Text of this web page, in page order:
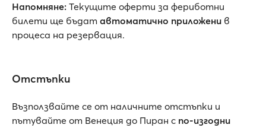
Напомняне: Текущите оферти за фериботни
билети ще бъдат автоматично приложени в
процеса на резервация.
Отстъпки
Възползвайте се от наличните отстъпки и
пътувайте от Венеция до Пиран с по-изгодни